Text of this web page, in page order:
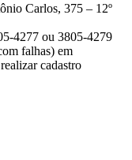
Carlos, 375 – 12º
4277 ou 3805-4279
falhas) em
cadastro